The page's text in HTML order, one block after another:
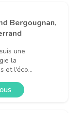
Bergougnan,
une
la
et l'éco...